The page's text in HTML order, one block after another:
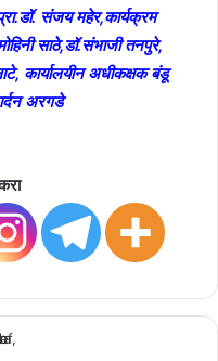
संजय महेर,कार्यक्रम
साठे,डॉ.संभाजी तनपुरे,
कार्यालयीन अधीकक्षक बंडू
अरगडे